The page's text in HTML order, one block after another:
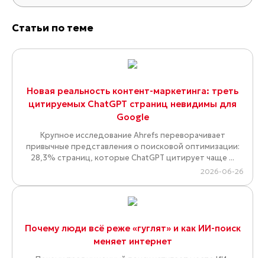
Статьи по теме
Новая реальность контент-маркетинга: треть
цитируемых ChatGPT страниц невидимы для
Google
Крупное исследование Ahrefs переворачивает
привычные представления о поисковой оптимизации:
28,3% страниц, которые ChatGPT цитирует чаще ...
2026-06-26
Почему люди всё реже «гуглят» и как ИИ-поиск
меняет интернет